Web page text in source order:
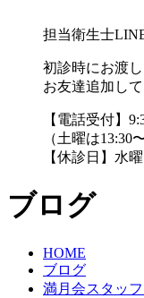
担当衛生士
初診時にお渡
お友達追加し
【電話受付】
（土曜は13:30
【休診日】水
ブログ
HOME
ブログ
満月会スタッ